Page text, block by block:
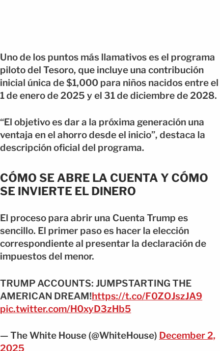
Uno de los puntos más llamativos es el programa
piloto del Tesoro, que incluye una contribución
inicial única de $1,000 para niños nacidos entre el
1 de enero de 2025 y el 31 de diciembre de 2028.
“El objetivo es dar a la próxima generación una
ventaja en el ahorro desde el inicio”, destaca la
descripción oficial del programa.
CÓMO SE ABRE LA CUENTA Y CÓMO
SE INVIERTE EL DINERO
El proceso para abrir una Cuenta Trump es
sencillo. El primer paso es hacer la elección
correspondiente al presentar la declaración de
impuestos del menor.
TRUMP ACCOUNTS: JUMPSTARTING THE
AMERICAN DREAM!https://t.co/F0ZOJszJA9
pic.twitter.com/H0xyD3zHb5
— The White House (@WhiteHouse) December 2,
2025